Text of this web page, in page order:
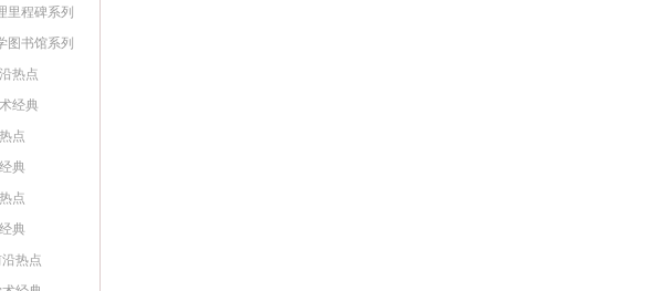
里程碑系列
图书馆系列
热点
经典
点
典
点
典
热点